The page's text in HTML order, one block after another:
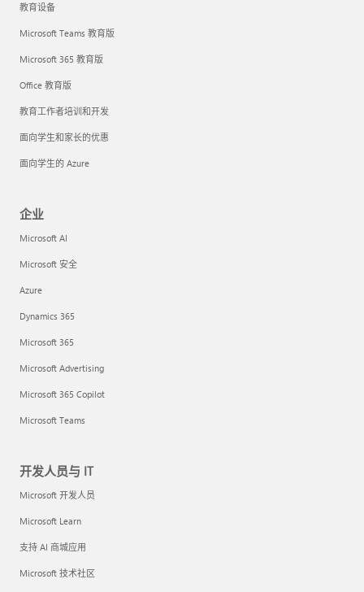
教育设备
Microsoft Teams 教育版
Microsoft 365 教育版
Office 教育版
教育工作者培训和开发
面向学生和家长的优惠
面向学生的 Azure
企业
Microsoft AI
Microsoft 安全
Azure
Dynamics 365
Microsoft 365
Microsoft Advertising
Microsoft 365 Copilot
Microsoft Teams
开发人员与 IT
Microsoft 开发人员
Microsoft Learn
支持 AI 商城应用
Microsoft 技术社区